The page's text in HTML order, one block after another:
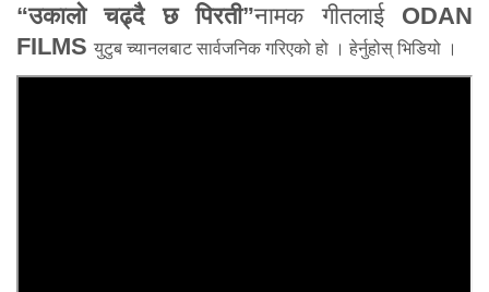
“उकालो चढ्दै छ पिरती”नामक गीतलाई ODAN
FILMS युटुब च्यानलबाट सार्वजनिक गरिएको हो । हेर्नुहोस् भिडियो ।